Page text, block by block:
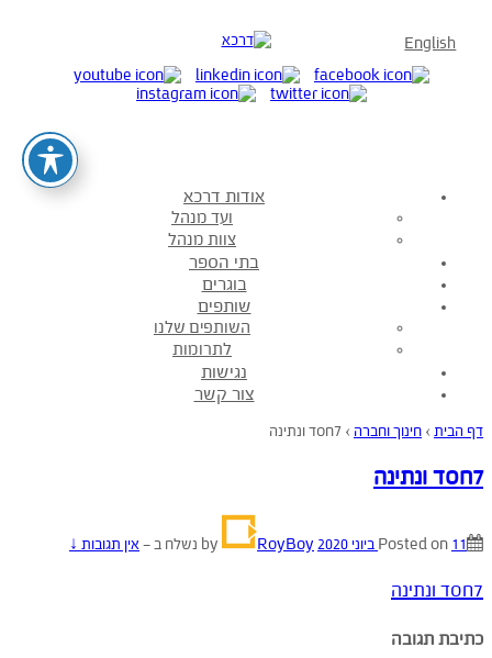
English
אודות דרכא
ועד מנהל
צוות מנהל
בתי הספר
בוגרים
שותפים
השותפים שלנו
לתרומות
נגישות
צור קשר
דף הבית › חינוך וחברה › 7חסד ונתינה
7חסד ונתינה
Posted on 11 ביוני 2020 RoyBoy נשלח ב—אין תגובות ↓
7חסד ונתינה
כתיבת תגובה